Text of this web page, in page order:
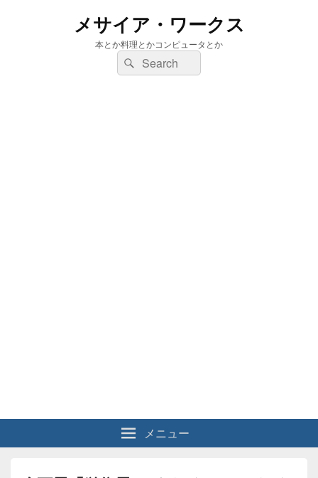
メサイア・ワークス
本とか料理とかコンピュータとか
検
索:
検
索
メニュー